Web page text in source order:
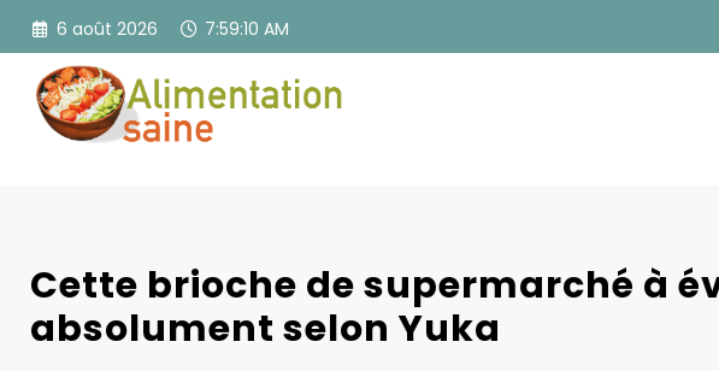
Aller
contenu
6 août 2026 7:59:11 AM
Cette brioche de supermarché à
absolument selon Yuka